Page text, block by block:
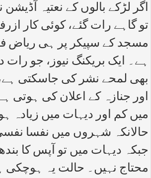
اگر لڑکے بالوں کے نعتیہ
تو گاہے رات گئے، کوئی کار
مسجد کے سپیکر پر ہی ریاض
ہے۔ ایک بریکنگ نیوز، جو
بھی لمحے نشر کی جاسکتی
اور جنازہ کے اعلان کی ہوتی
میں کم اور دیہات میں زیادہ
حالانکہ شہروں میں نفسا
جبکہ دیہات میں تو آپس کا
محتاج نہیں۔ حالت یہ ہوچکی